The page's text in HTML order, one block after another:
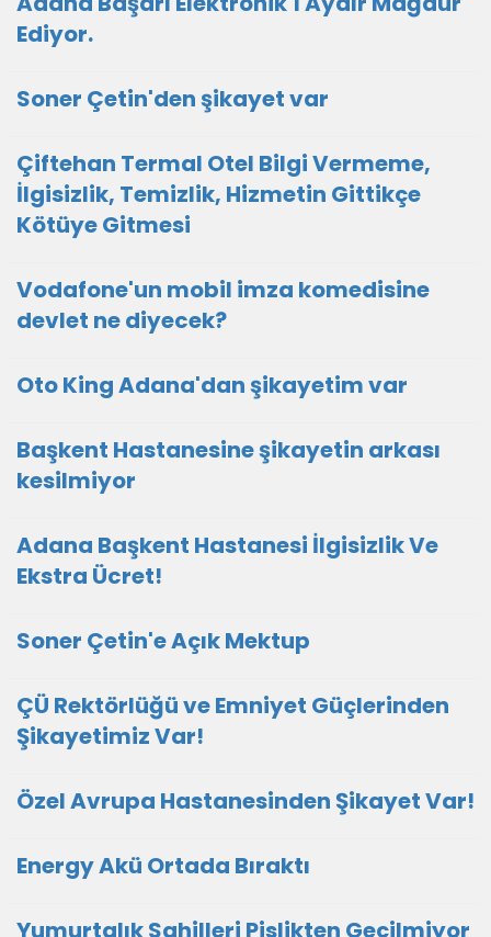
Ediyor.
Soner Çetin'den şikayet var
Çiftehan Termal Otel Bilgi Vermeme,
İlgisizlik, Temizlik, Hizmetin Gittikçe
Kötüye Gitmesi
Vodafone'un mobil imza komedisine
devlet ne diyecek?
Oto King Adana'dan şikayetim var
Başkent Hastanesine şikayetin arkası
kesilmiyor
Adana Başkent Hastanesi İlgisizlik Ve
Ekstra Ücret!
Soner Çetin'e Açık Mektup
ÇÜ Rektörlüğü ve Emniyet Güçlerinden
Şikayetimiz Var!
Özel Avrupa Hastanesinden Şikayet Var!
Energy Akü Ortada Bıraktı
Yumurtalık Sahilleri Pislikten Geçilmiyor